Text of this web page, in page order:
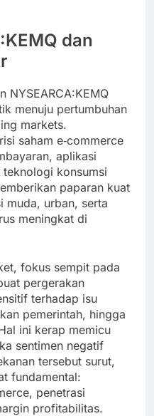
dan
NYSEARCA:KEMQ
menuju pertumbuhan
markets.
saham e‑commerce
aplikasi
konsumsi
paparan kuat
muda, urban, serta
meningkat di
fokus sempit pada
pergerakan
terhadap isu
pemerintah, hingga
ini kerap memicu
sentimen negatif
tersebut surut,
fundamental:
penetrasi
profitabilitas.